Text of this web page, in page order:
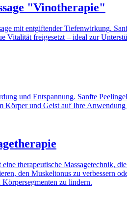
"Vinotherapie"
mit entgiftender Tiefenwirkung.
Vitalität freigesetzt – ideal zur
und Entspannung. Sanfte
Körper und Geist auf Ihre Anwendung
therapeutische Massagetechnik,
den Muskeltonus zu verbessern
zu lindern.